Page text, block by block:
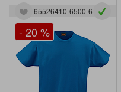
65526410-6500-6
- 20 %